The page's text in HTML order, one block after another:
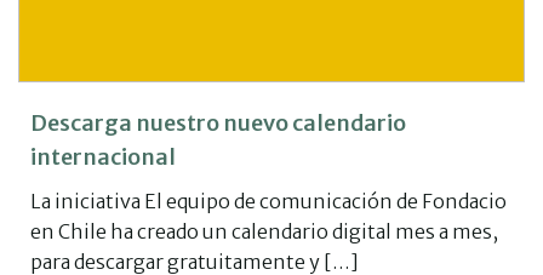
Descarga nuestro nuevo calendario
internacional
La iniciativa El equipo de comunicación de Fondacio
en Chile ha creado un calendario digital mes a mes,
para descargar gratuitamente y […]